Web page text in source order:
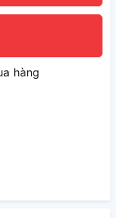
hàng